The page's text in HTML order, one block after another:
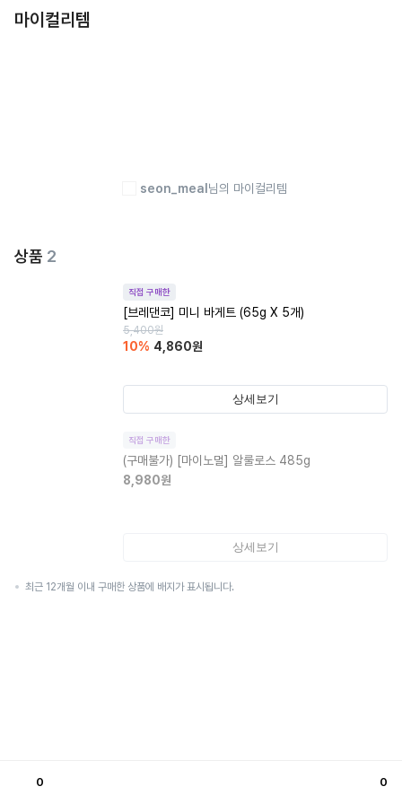
마이컬리템
seon_meal 님의 마이컬리템
상품 2
직접 구매한
[브레댄코] 미니 바게트 (65g X 5개)
5,400원
10% 4,860원
상세보기
직접 구매한
(구매불가) [마이노멀] 알룰로스 485g
8,980원
상세보기
최근 12개월 이내 구매한 상품에 배지가 표시됩니다.
0 0